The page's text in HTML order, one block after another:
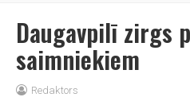
Daugavpilī zirgs
saimniekiem
Redaktors